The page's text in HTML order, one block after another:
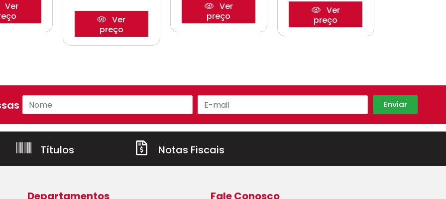
Ver
Ver
preço
Ver
preço
Ver
preço
ofertas!
Títulos Notas Fiscais
Departamentos Fale Conosco